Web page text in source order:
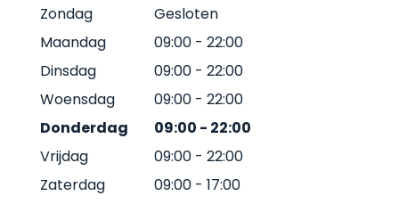
Zondag
Gesloten
Maandag
09:00 - 22:00
Dinsdag
09:00 - 22:00
Woensdag
09:00 - 22:00
Donderdag
09:00 - 22:00
Vrijdag
09:00 - 22:00
Zaterdag
09:00 - 17:00